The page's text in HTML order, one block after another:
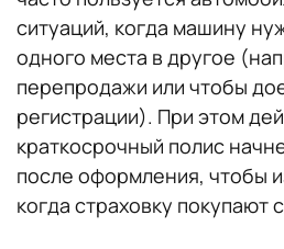
ситуаций, когда машину
одного места в другое
перепродажи или чтобы
регистрации). При этом
краткосрочный полис
после оформления, чтобы
когда страховку покупают